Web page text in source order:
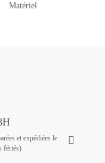
Matériel
et expédiées le
fériés)